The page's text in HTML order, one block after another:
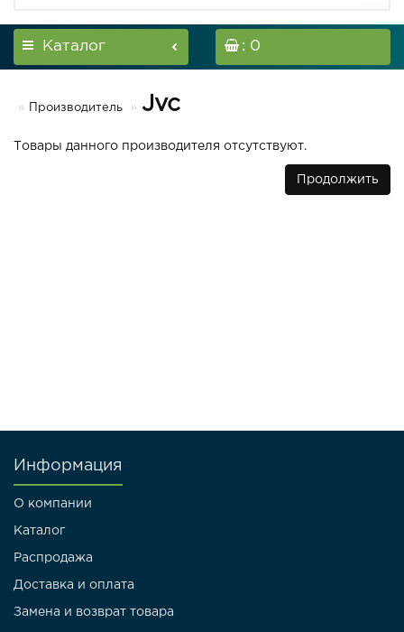
Каталог : 0
Производитель Jvc
Товары данного производителя отсутствуют.
Продолжить
Информация
О компании
Каталог
Распродажа
Доставка и оплата
Замена и возврат товара